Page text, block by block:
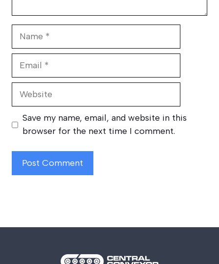
Website
Save my name, email, and website in this
browser for the next time I comment.